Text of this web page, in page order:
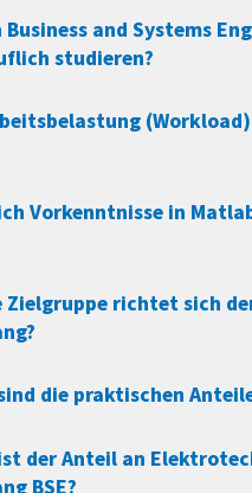
und vertiefen
und
und deckt mechanische,
Systeme
Dazu werden die
Themen
& Industrie 4.0
praxisnah,
Themen in der
Business and Systems
studieren?
Vorkenntnisse in
Zielgruppe richtet sich
die praktischen
der Anteil an